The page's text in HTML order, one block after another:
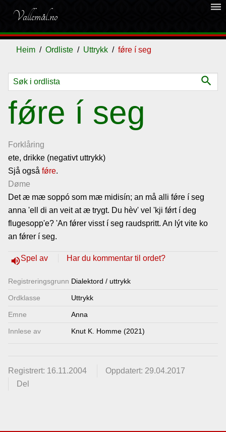
Vallemål.no
dehaze
Heim Ordliste Uttrykk fǿre í seg
search
fǿre í seg
Forklåring
ete, drikke (negativt uttrykk)
Sjå også fǿre.
Døme
Det æ mæ soppó som mæ midisín; an må alli fǿre í seg
anna 'ell di an veit at æ trygt. Du hèv' vel 'kji fǿrt í deg
flugesopp'e? 'An fǿrer visst í seg raudspritt. An lýt vite ko
an fǿrer í seg.
volume_upSpel av Har du kommentar til ordet?
Registrerings­grunn Dialektord / uttrykk
Ordklasse Uttrykk
Emne Anna
Innlese av Knut K. Homme (2021)
Registrert: 16.11.2004
Oppdatert: 29.04.2017
Del
Ordliste
Om
vallemålet
Gjestebok
Nyhende
Lenkjer
oss